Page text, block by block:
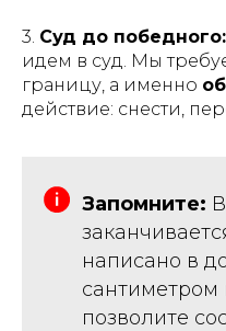
3. Суд до победного:
идем в суд. Мы
границу, а именно
действие: снести,
Запомните:
написано в
позволите